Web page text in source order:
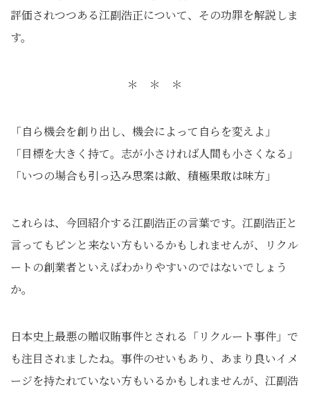
評価されつつある江副浩正について、その功罪を解説しま
す。
＊ ＊ ＊
「自ら機会を創り出し、機会によって自らを変えよ」
「目標を大きく持て。志が小さければ人間も小さくなる」
「いつの場合も引っ込み思案は敵、積極果敢は味方」
これらは、今回紹介する江副浩正の言葉です。江副浩正と
言ってもピンと来ない方もいるかもしれませんが、リクル
ートの創業者といえばわかりやすいのではないでしょう
か。
日本史上最悪の贈収賄事件とされる「リクルート事件」で
も注目されましたね。事件のせいもあり、あまり良いイメ
ージを持たれていない方もいるかもしれませんが、江副浩